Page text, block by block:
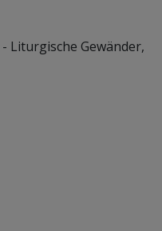
Liturgische Gewänder,